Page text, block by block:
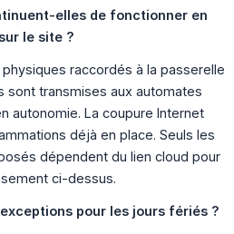
elles de fonctionner en
le site ?
raccordés à la passerelle
sont transmises aux automates
autonomie. La coupure Internet
déjà en place. Seuls les
dépendent du lien cloud pour
ci-dessus.
pour les jours fériés ?